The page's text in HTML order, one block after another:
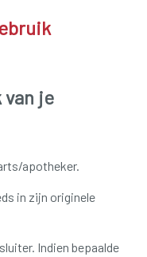
je
apotheker.
in zijn originele
Indien bepaalde